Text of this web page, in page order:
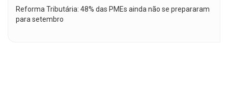
Reforma Tributária: 48% das PMEs ainda não se prepararam
para setembro